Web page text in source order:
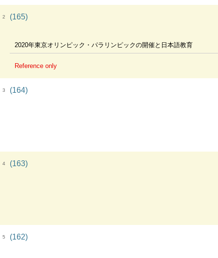
2 (165)
2020年東京オリンピック・パラリンピックの開催と日本語教育
Reference only
3 (164)
4 (163)
5 (162)